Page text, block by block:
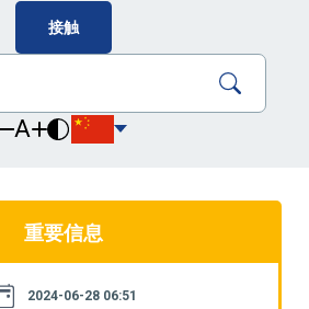
接触
A
重要信息
2024-06-28 06:51